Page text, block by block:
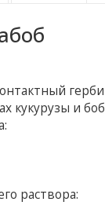
кукурузы и
раствора: